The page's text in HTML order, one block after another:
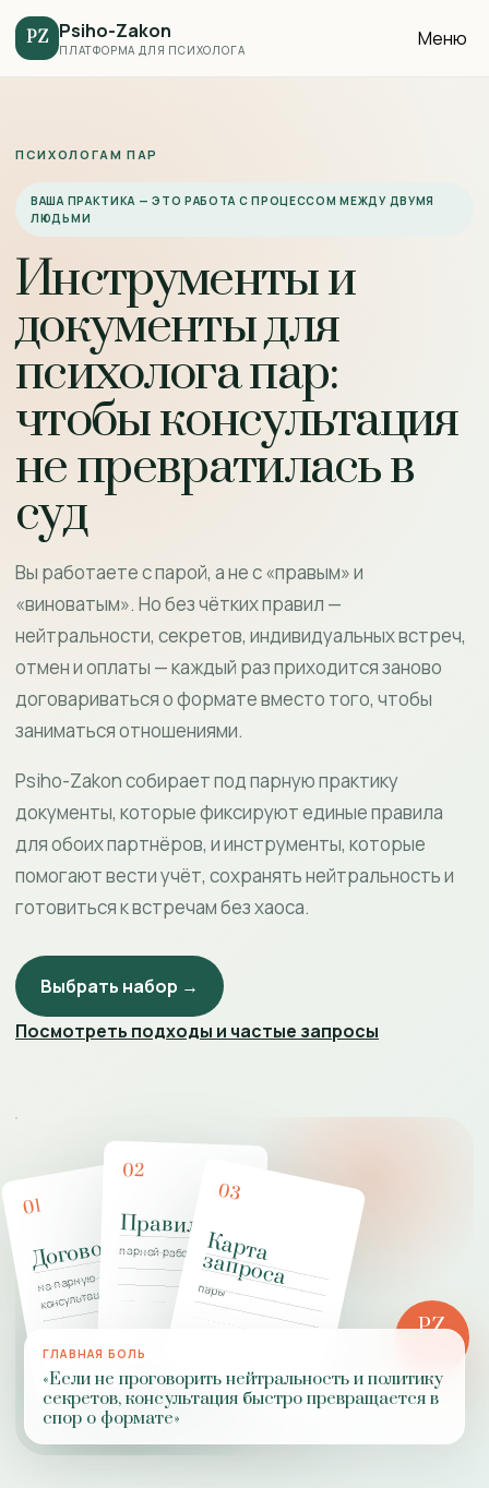
PZ Psiho-Zakon
ПЛАТФОРМА ДЛЯ ПСИХОЛОГА Меню
ПСИХОЛОГАМ ПАР
ВАША ПРАКТИКА — ЭТО РАБОТА С ПРОЦЕССОМ МЕЖДУ ДВУМЯ
ЛЮДЬМИ
Инструменты и
документы для
психолога пар:
чтобы консультация
не превратилась в
суд
Вы работаете с парой, а не с «правым» и
«виноватым». Но без чётких правил —
нейтральности, секретов, индивидуальных встреч,
отмен и оплаты — каждый раз приходится заново
договариваться о формате вместо того, чтобы
заниматься отношениями.
Psiho-Zakon собирает под парную практику
документы, которые фиксируют единые правила
для обоих партнёров, и инструменты, которые
помогают вести учёт, сохранять нейтральность и
готовиться к встречам без хаоса.
Выбрать набор →
Посмотреть подходы и частые запросы
01
Договор
на парную
консультацию
02
Правила
парной работы
03
К
а
р
т
а
з
а
п
р
о
с
а
пары
PZ
ГЛАВНАЯ БОЛЬ
«Если не проговорить нейтральность и политику
секретов, консультация быстро превращается в
спор о формате»